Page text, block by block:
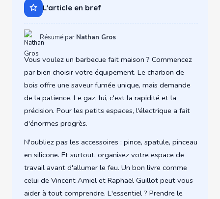
L'article en bref
Résumé par Nathan Gros
Vous voulez un barbecue fait maison ? Commencez
par bien choisir votre équipement. Le charbon de
bois offre une saveur fumée unique, mais demande
de la patience. Le gaz, lui, c'est la rapidité et la
précision. Pour les petits espaces, l'électrique a fait
d'énormes progrès.
N'oubliez pas les accessoires : pince, spatule, pinceau
en silicone. Et surtout, organisez votre espace de
travail avant d'allumer le feu. Un bon livre comme
celui de Vincent Amiel et Raphaël Guillot peut vous
aider à tout comprendre. L'essentiel ? Prendre le